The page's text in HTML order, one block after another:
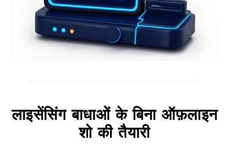
लाइसेंसिंग बाधाओं के बिना ऑफ़लाइन
शो की तैयारी